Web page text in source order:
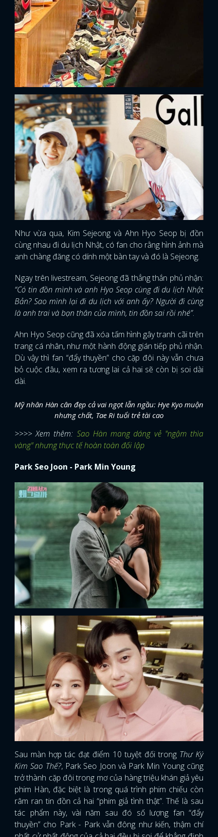
Như vừa qua, Kim Sejeong và Ahn Hyo Seop bị đồn
cùng nhau đi du lịch Nhật, có fan cho rằng hình ảnh mà
anh chàng đăng có dính một bàn tay và đó là Sejeong.
Ngay trên livestream, Sejeong đã thẳng thắn phủ nhận:
“Có tin đồn mình và anh Hyo Seop cùng đi du lịch Nhật
Bản? Sao mình lại đi du lịch với anh ấy? Người đi cùng
là anh trai và bạn thân của mình, tin đồn sai rồi nhé”.
Ahn Hyo Seop cũng đã xóa tấm hình gây tranh cãi trên
trang cá nhân, như một hành động gián tiếp phủ nhận.
Dù vậy thì fan “đẩy thuyền” cho cặp đôi này vẫn chưa
bỏ cuộc đâu, xem ra tương lai cả hai sẽ còn bị soi dài
dài.
Mỹ nhân Hàn cân đẹp cả vai ngọt lẫn ngầu: Hye Kyo muộn
nhưng chất, Tae Ri tuổi trẻ tài cao
>>>> Xem thêm: Sao Hàn mang dáng vẻ "ngậm thìa
vàng" nhưng thực tế hoàn toàn đối lập
Park Seo Joon - Park Min Young
Sau màn hợp tác đạt điểm 10 tuyệt đối trong Thư Ký
Kim Sao Thế?, Park Seo Joon và Park Min Young cũng
trở thành cặp đôi trong mơ của hàng triệu khán giả yêu
phim Hàn, đặc biệt là trong quá trình phim chiếu còn
râm ran tin đồn cả hai “phim giả tình thật”. Thế là sau
tác phẩm này, vài năm sau đó số lượng fan “đẩy
thuyền” cho Park - Park vẫn đông như kiến, thậm chí